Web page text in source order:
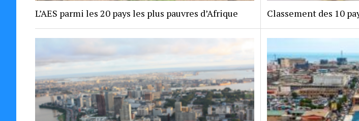
L’AES parmi les 20 pays les plus pauvres d’Afrique Classement des 10